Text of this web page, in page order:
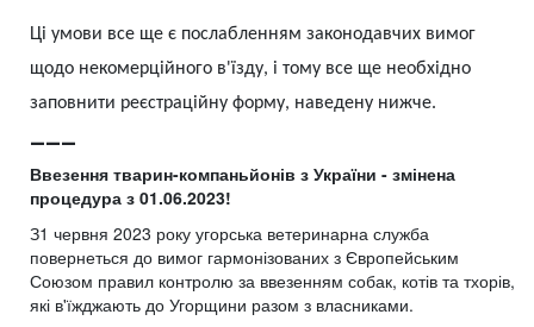
Ці умови все ще є послабленням законодавчих вимог
щодо некомерційного в'їзду, і тому все ще необхідно
заповнити реєстраційну форму, наведену нижче.
___
Ввезення тварин-компаньйонів з України - змінена
процедура з 01.06.2023!
З1 червня 2023 року угорська ветеринарна служба
повернеться до вимог гармонізованих з Європейським
Союзом правил контролю за ввезенням собак, котів та тхорів,
які в'їжджають до Угорщини разом з власниками.